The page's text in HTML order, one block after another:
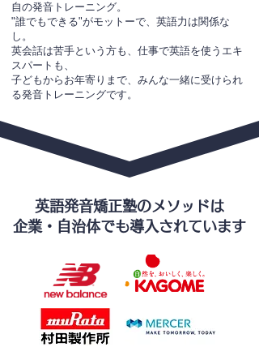
自の発音トレーニング。
"誰でもできる"がモットーで、英語力は関係な
し。
英会話は苦手という方も、仕事で英語を使うエキ
スパートも、
子どもからお年寄りまで、みんな一緒に受けられ
る発音トレーニングです。
英語発音矯正塾のメソッドは
​企業・自治体でも導入されています